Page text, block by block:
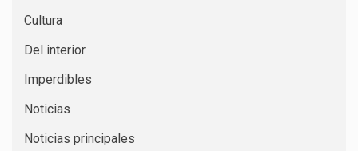
Cultura
Del interior
Imperdibles
Noticias
Noticias principales